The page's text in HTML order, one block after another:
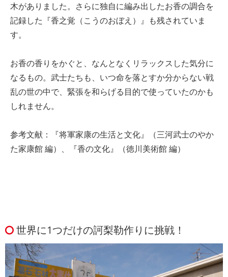
木がありました。さらに独自に編み出したお香の調合を
記録した『香之覚（こうのおぼえ）』も残されていま
す。
お香の香りをかぐと、なんとなくリラックスした気分に
なるもの。武士たちも、いつ命を落とすか分からない戦
乱の世の中で、緊張を和らげる目的で使っていたのかも
しれません。
参考文献：『将軍家康の生活と文化』（三河武士のやか
た家康館 編）、『香の文化』（徳川美術館 編）
世界に1つだけの訶梨勒作りに挑戦！